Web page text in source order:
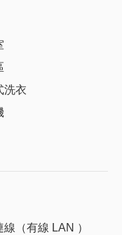
洗衣
線（有線 LAN ）